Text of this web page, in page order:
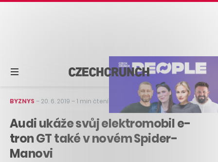
BYZNYS – 20. 6. 2019 –1 min čtení
Audi ukáže svůj elektromobil e-
tron GT také v novém Spider-
Manovi